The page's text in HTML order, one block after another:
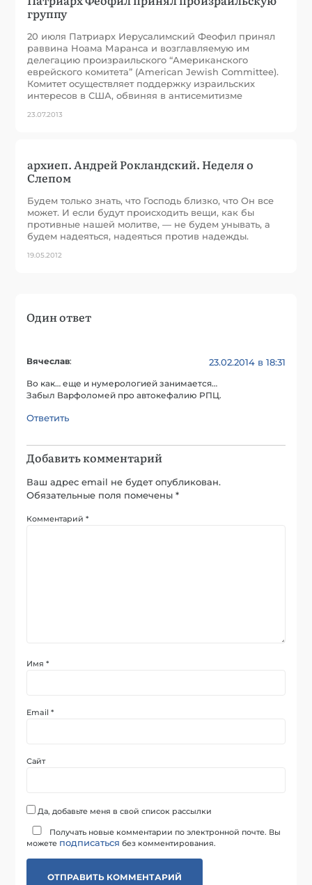
группу
20 июля Патриарх Иерусалимский Феофил принял
раввина Ноама Маранса и возглавляемую им
делегацию произраильского “Американского
еврейского комитета” (American Jewish Committee).
Комитет осуществляет поддержку израильских
интересов в США, обвиняя в антисемитизме
23.07.2013
архиеп. Андрей Рокландский. Неделя о
Слепом
Будем только знать, что Господь близко, что Он все
может. И если будут происходить вещи, как бы
противные нашей молитве, — не будем унывать, а
будем надеяться, надеяться против надежды.
19.05.2012
Один ответ
Вячеслав: 23.02.2014 в 18:31
Во как… еще и нумерологией занимается…
Забыл Варфоломей про автокефалию РПЦ.
Ответить
Добавить комментарий
Ваш адрес email не будет опубликован.
Обязательные поля помечены*
Комментарий*
Имя*
Email*
Сайт
Да, добавьте меня в свой список рассылки
Получать новые комментарии по электронной почте. Вы
можете подписаться без комментирования.